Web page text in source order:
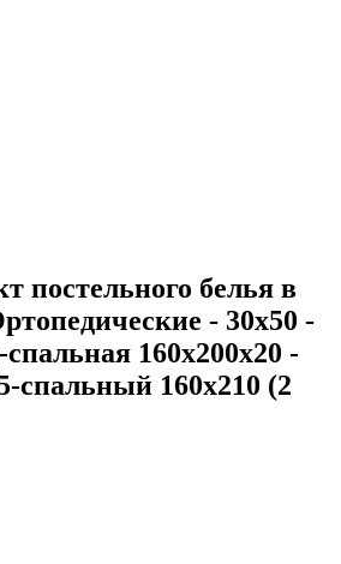
постельного белья в
- 30х50 -
160х200х20 -
спальный 160х210 (2